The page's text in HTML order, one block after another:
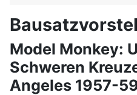
Model Monkey:
Schweren
Angeles 1957-